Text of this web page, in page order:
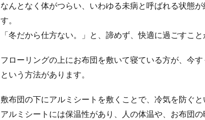
なんとなく体がつらい、いわゆる未病と呼ばれる状態
す。
「冬だから仕方ない。」と、諦めず、快適に過ごすこ
フローリングの上にお布団を敷いて寝ている方が、今
という方法があります。
敷布団の下にアルミシートを敷くことで、冷気を防ぐと
アルミシートには保温性があり、人の体温や、お布団